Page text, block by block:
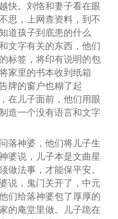
快。刘恪和妻子看在眼
思，上网查资料，到不
道孩子到底患的什么
文字有关的东西，他们
标签，将印有说明的包
家里的书本收到纸箱
牌的窗户也糊了起
在儿子面前，他们用眼
造一个没有语言和文字
神婆，他们将儿子生
婆说，儿子本是文曲星
做法事，才能保平安。
说，鬼门关开了，中元
们给落神婆包了厚厚的
的庵堂里做。儿子跪在